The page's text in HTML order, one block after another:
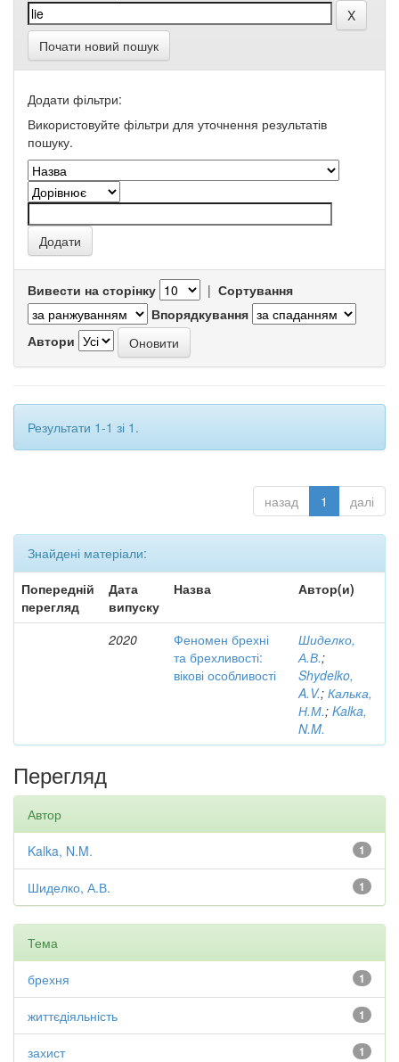
Почати новий пошук
Додати фільтри:
Використовуйте фільтри для уточнення результатів
пошуку.
Вивести на сторінку | Сортування
Впорядкування
Автори
Результати 1-1 зі 1.
назад 1 далі
Знайдені матеріали:
Попередній
перегляд
Дата
випуску
Назва Автор(и)
2020
Феномен брехні
та брехливості:
вікові особливості
Шиделко,
А.В.;
Shydelko,
A.V.; Калька,
Н.М.; Kalka,
N.M.
Перегляд
Автор
1
Kalka, N.M.
1
Шиделко, А.В.
Тема
1
брехня
1
життєдіяльність
1
захист